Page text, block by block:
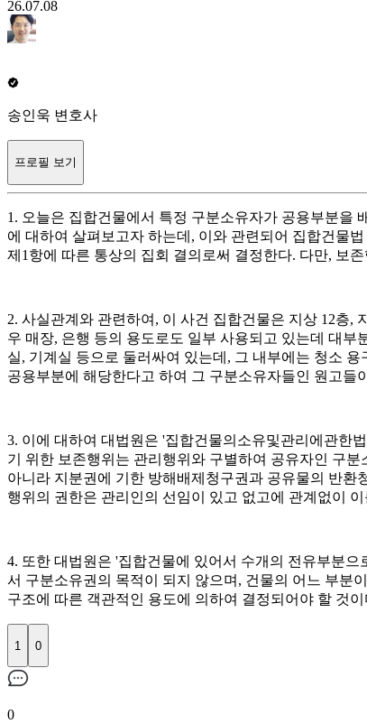
26.07.08
송인욱 변호사
프로필 보기
1. 오늘은 집합건물에서 특정 구분소유자가 공용부분을
에 대하여 살펴보고자 하는데, 이와 관련되어 집합건물
제1항에 따른 통상의 집회 결의로써 결정한다. 다만, 보
2. 사실관계와 관련하여, 이 사건 집합건물은 지상 12층,
우 매장, 은행 등의 용도로도 일부 사용되고 있는데 대
실, 기계실 등으로 둘러싸여 있는데, 그 내부에는 청소
공용부분에 해당한다고 하여 그 구분소유자들인 원고
3. 이에 대하여 대법원은 '집합건물의소유및관리에관한
기 위한 보존행위는 관리행위와 구별하여 공유자인 구
아니라 지분권에 기한 방해배제청구권과 공유물의 반
행위의 권한은 관리인의 선임이 있고 없고에 관계없이
4. 또한 대법원은 '집합건물에 있어서 수개의 전유부분
서 구분소유권의 목적이 되지 않으며, 건물의 어느 부분
구조에 따른 객관적인 용도에 의하여 결정되어야 할 것
1 0
0